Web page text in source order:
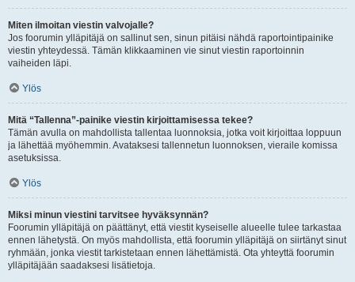
Miten ilmoitan viestin valvojalle?
Jos foorumin ylläpitäjä on sallinut sen, sinun pitäisi nähdä raportointipainike
viestin yhteydessä. Tämän klikkaaminen vie sinut viestin raportoinnin
vaiheiden läpi.
Ylös
Mitä “Tallenna”-painike viestin kirjoittamisessa tekee?
Tämän avulla on mahdollista tallentaa luonnoksia, jotka voit kirjoittaa loppuun
ja lähettää myöhemmin. Avataksesi tallennetun luonnoksen, vieraile komissa
asetuksissa.
Ylös
Miksi minun viestini tarvitsee hyväksynnän?
Foorumin ylläpitäjä on päättänyt, että viestit kyseiselle alueelle tulee tarkastaa
ennen lähetystä. On myös mahdollista, että foorumin ylläpitäjä on siirtänyt sinut
ryhmään, jonka viestit tarkistetaan ennen lähettämistä. Ota yhteyttä foorumin
ylläpitäjään saadaksesi lisätietoja.